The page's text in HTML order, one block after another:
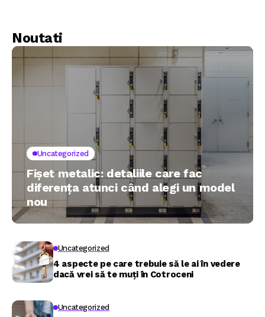
Noutati
Uncategorized
Fișet metalic: detaliile care fac
diferența atunci când alegi un model
nou
Uncategorized
4 aspecte pe care trebuie să le ai în vedere
dacă vrei să te muți în Cotroceni
Uncategorized